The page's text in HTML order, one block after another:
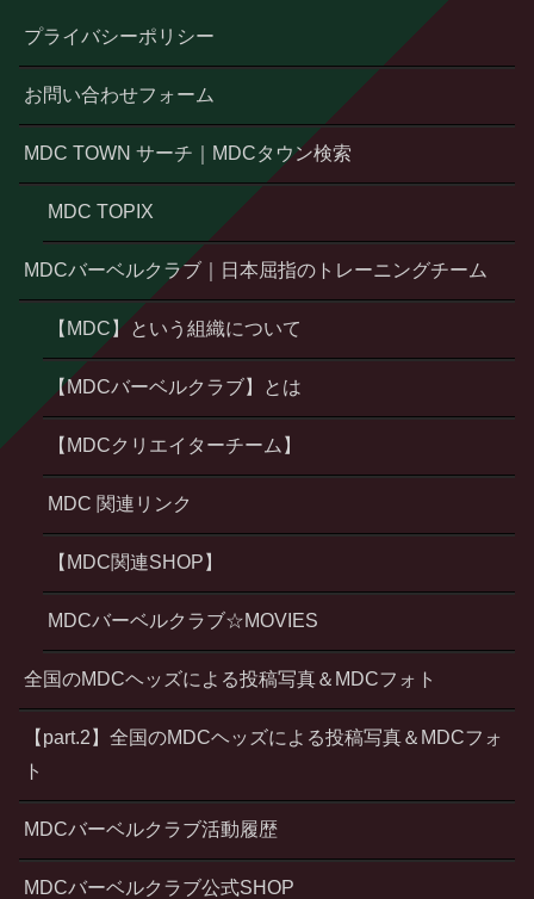
プライバシーポリシー
お問い合わせフォーム
MDC TOWN サーチ｜MDCタウン検索
MDC TOPIX
MDCバーベルクラブ｜日本屈指のトレーニングチーム
【MDC】という組織について
【MDCバーベルクラブ】とは
【MDCクリエイターチーム】
MDC 関連リンク
【MDC関連SHOP】
MDCバーベルクラブ☆MOVIES
全国のMDCヘッズによる投稿写真＆MDCフォト
【part.2】全国のMDCヘッズによる投稿写真＆MDCフォ
ト
MDCバーベルクラブ活動履歴
MDCバーベルクラブ公式SHOP